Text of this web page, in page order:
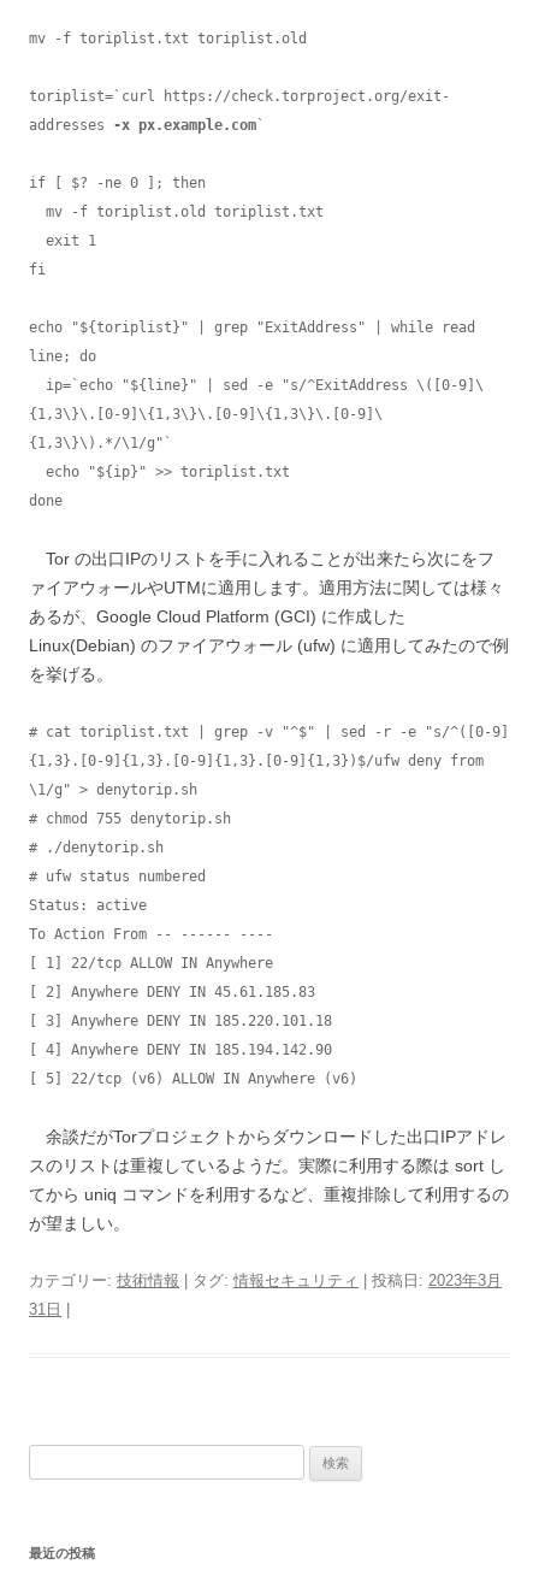
mv -f toriplist.txt toriplist.old
toriplist=`curl https://check.torproject.org/exit-
addresses -x px.example.com`
if [ $? -ne 0 ]; then
fi
echo "${toriplist}" | grep "ExitAddress" | while read
line; do
{1,3\}\.[0-9]\{1,3\}\.[0-9]\{1,3\}\.[0-9]\
{1,3\}\).*/\1/g"`
done
Tor の出口IPのリストを手に入れることが出来たら次にをフ
ァイアウォールやUTMに適用します。適用方法に関しては様々
あるが、Google Cloud Platform (GCI) に作成した
Linux(Debian) のファイアウォール (ufw) に適用してみたので例
を挙げる。
# cat toriplist.txt | grep -v "^$" | sed -r -e "s/^([0-9]
{1,3}.[0-9]{1,3}.[0-9]{1,3}.[0-9]{1,3})$/ufw deny from
\1/g" > denytorip.sh
# chmod 755 denytorip.sh
# ./denytorip.sh
# ufw status numbered
Status: active
To Action From -- ------ ----
[ 1] 22/tcp ALLOW IN Anywhere
[ 2] Anywhere DENY IN 45.61.185.83
[ 3] Anywhere DENY IN 185.220.101.18
[ 4] Anywhere DENY IN 185.194.142.90
[ 5] 22/tcp (v6) ALLOW IN Anywhere (v6)
余談だがTorプロジェクトからダウンロードした出口IPアドレ
スのリストは重複しているようだ。実際に利用する際は sort し
てから uniq コマンドを利用するなど、重複排除して利用するの
が望ましい。
カテゴリー: 技術情報 | タグ: 情報セキュリティ | 投稿日: 2023年3月
31日
最近の投稿